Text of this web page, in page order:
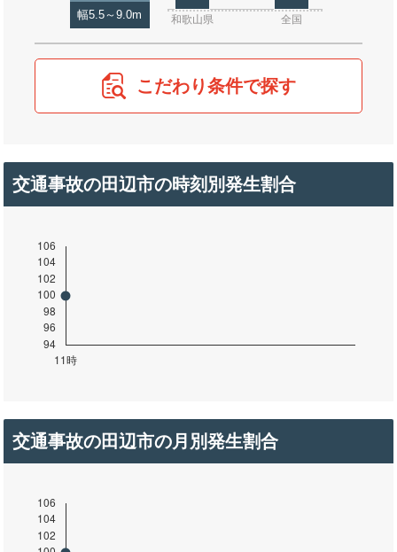
幅5.5～9.0m 和歌山県 全国
こだわり条件で探す
交通事故の田辺市の時刻別発生割合
交通事故の田辺市の月別発生割合